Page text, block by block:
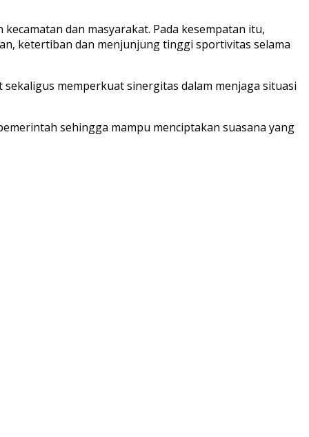
dan masyarakat. Pada kesempatan itu,
ketertiban dan menjunjung tinggi sportivitas selama
memperkuat sinergitas dalam menjaga situasi
sehingga mampu menciptakan suasana yang